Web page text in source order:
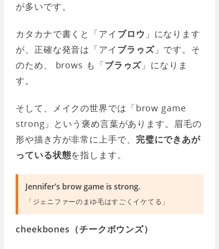
が多いです。
カタカナで書くと「アイ ブロウ 」になります
が、正確な発音は「アイ ブラゥズ」です。そ
のため、 brows も「ブラゥズ 」になりま
す。
そして、メイクの世界では「brow game
strong」という褒め言葉があります。眉毛の
形や描き方が非常に上手で、 完璧にできあが
っている状態を指します。
Jennifer’s brow game is strong.
「ジェニファーのまゆ毛はすごくイケてる」
cheekbones（チークボウンズ）